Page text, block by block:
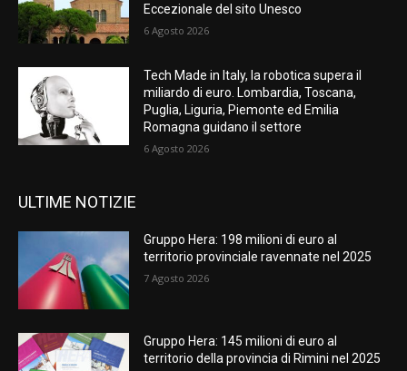
Eccezionale del sito Unesco
6 Agosto 2026
Tech Made in Italy, la robotica supera il
miliardo di euro. Lombardia, Toscana,
Puglia, Liguria, Piemonte ed Emilia
Romagna guidano il settore
6 Agosto 2026
ULTIME NOTIZIE
Gruppo Hera: 198 milioni di euro al
territorio provinciale ravennate nel 2025
7 Agosto 2026
Gruppo Hera: 145 milioni di euro al
territorio della provincia di Rimini nel 2025